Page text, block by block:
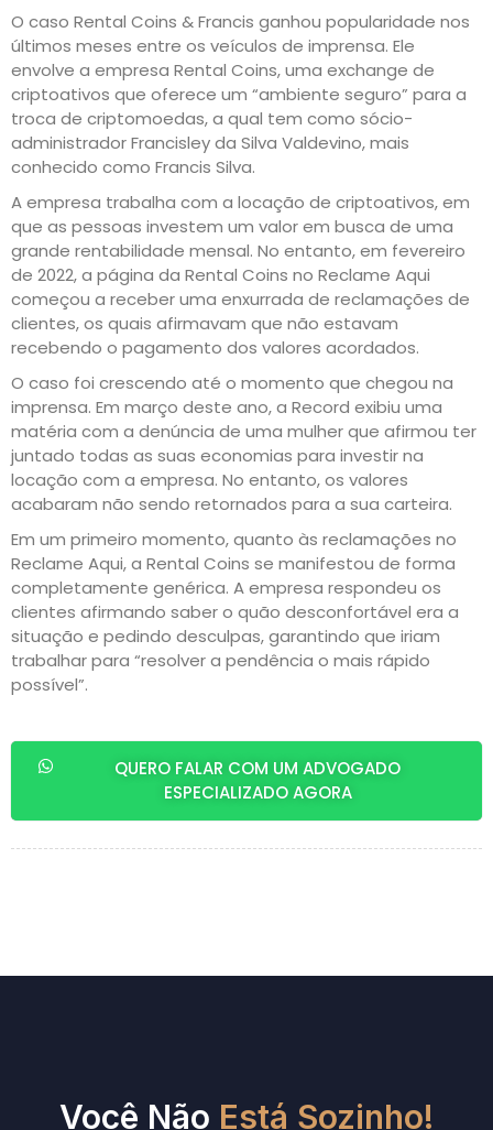
O caso Rental Coins & Francis ganhou popularidade nos
últimos meses entre os veículos de imprensa. Ele
envolve a empresa Rental Coins, uma exchange de
criptoativos que oferece um “ambiente seguro” para a
troca de criptomoedas, a qual tem como sócio-
administrador Francisley da Silva Valdevino, mais
conhecido como Francis Silva.
A empresa trabalha com a locação de criptoativos, em
que as pessoas investem um valor em busca de uma
grande rentabilidade mensal. No entanto, em fevereiro
de 2022, a página da Rental Coins no Reclame Aqui
começou a receber uma enxurrada de reclamações de
clientes, os quais afirmavam que não estavam
recebendo o pagamento dos valores acordados.
O caso foi crescendo até o momento que chegou na
imprensa. Em março deste ano, a Record exibiu uma
matéria com a denúncia de uma mulher que afirmou ter
juntado todas as suas economias para investir na
locação com a empresa. No entanto, os valores
acabaram não sendo retornados para a sua carteira.
Em um primeiro momento, quanto às reclamações no
Reclame Aqui, a Rental Coins se manifestou de forma
completamente genérica. A empresa respondeu os
clientes afirmando saber o quão desconfortável era a
situação e pedindo desculpas, garantindo que iriam
trabalhar para “resolver a pendência o mais rápido
possível”.
QUERO FALAR COM UM ADVOGADO
ESPECIALIZADO AGORA
Você Não Está Sozinho!